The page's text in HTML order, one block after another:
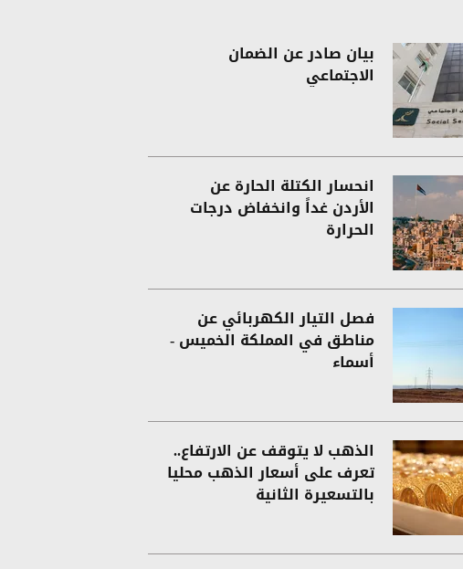
بيان صادر عن الضمان
الاجتماعي
انحسار الكتلة الحارة عن
الأردن غداً وانخفاض درجات
الحرارة
فصل التيار الكهربائي عن
مناطق في المملكة الخميس -
أسماء
الذهب لا يتوقف عن الارتفاع..
تعرف على أسعار الذهب محليا
بالتسعيرة الثانية